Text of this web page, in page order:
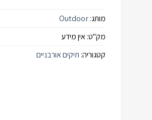
מותג:Outdoor
מק"ט:אין מידע
קטגוריה: תיקים אורבניים